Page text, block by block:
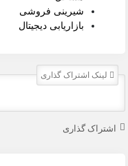
شیرینی فروشی
بازاریابی دیجیتال
لینک اشتراک گذاری
اشتراک گذاری